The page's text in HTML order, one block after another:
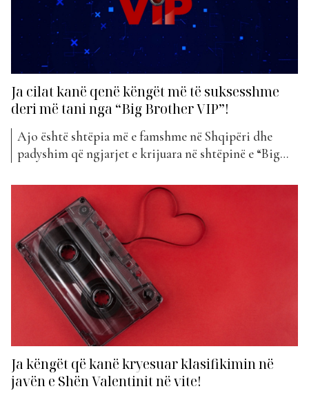
Ja cilat kanë qenë këngët më të suksesshme
deri më tani nga “Big Brother VIP”!
Ajo është shtëpia më e famshme në Shqipëri dhe
padyshim që ngjarjet e krijuara në shtëpinë e “Big
Çfarë ndodh në shtëpinë e “Big Brother VIP”,
padyshim që është më e ndjekura e më e komentuara
në rrjetet sociale, si edhe në...
Ja këngët që kanë kryesuar klasifikimin në
javën e Shën Valentinit në vite!